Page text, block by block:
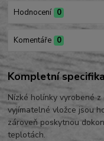
Hodnocení 0
Komentáře 0
Kompletní
Nízké holínky vyrobené
vyjímatelné vložce jsou
zároveň poskytnou
teplotách.